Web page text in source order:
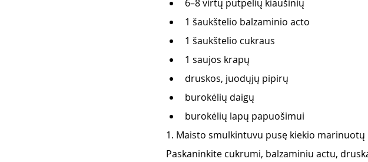
6–8 virtų putpelių kiaušinių
1 šaukštelio balzaminio acto
1 šaukštelio cukraus
1 saujos krapų
druskos, juodųjų pipirų
burokėlių daigų
burokėlių lapų papuošimui
1. Maisto smulkintuvu pusę kiekio
Paskaninkite cukrumi, balzaminiu actu,